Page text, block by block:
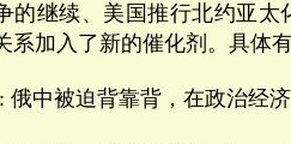
的继续、美国推行北约亚太
系加入了新的催化剂。 具体
俄中被迫背靠背，在政治经